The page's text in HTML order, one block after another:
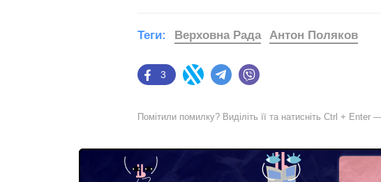
Facebook
3
Twitter Telegram
Теги: Верховна Рада Антон Поляков
Помітили помилку? Виділіть її та натисніть Ctrl + Enter —